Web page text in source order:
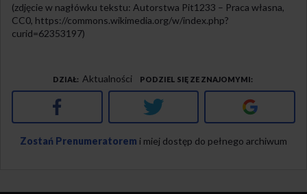
(zdjęcie w nagłówku tekstu: Autorstwa Pit1233 – Praca własna,
CC0, https://commons.wikimedia.org/w/index.php?
curid=62353197)
DZIAŁ Aktualności PODZIEL SIĘ ZE ZNAJOMYMI
Facebook Twitter Google+
Zostań Prenumeratorem i miej dostęp do pełnego archiwum